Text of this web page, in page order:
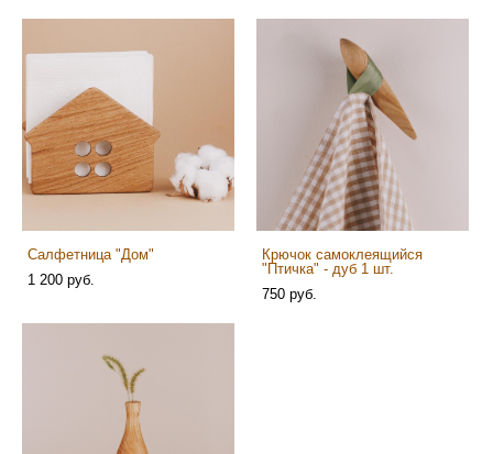
Салфетница "Дом"
1 200 pуб.
Крючок самоклеящийся
"Птичка" - дуб 1 шт.
750 pуб.